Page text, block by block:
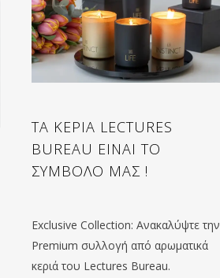
ΤΑ ΚΕΡΙΑ LECTURES
BUREAU ΕΙΝΑΙ ΤΟ
ΣΥΜΒΟΛΟ ΜΑΣ !
Exclusive Collection: Ανακαλύψτε την
Premium συλλογή από αρωματικά
κεριά του Lectures Bureau.